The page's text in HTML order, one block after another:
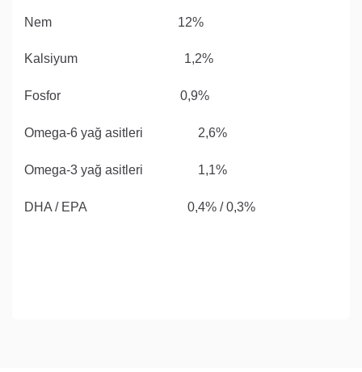
Nem 12%
Kalsiyum 1,2%
Fosfor 0,9%
Omega-6 yağ asitleri 2,6%
Omega-3 yağ asitleri 1,1%
DHA / EPA 0,4% / 0,3%